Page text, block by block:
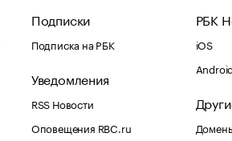
Подписки
Подписка на РБК
Уведомления
RSS Новости
Оповещения RBC.ru
РБК
iOS